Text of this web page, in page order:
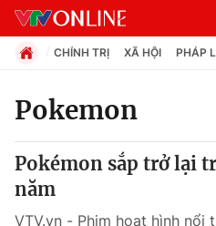
Chuyên mục
Chính trị
CHÍNH TRỊ XÃ HỘI PHÁP
Pokemon
Pokémon sắp trở lại
năm
VTV.vn - Phim hoạt hình nổi